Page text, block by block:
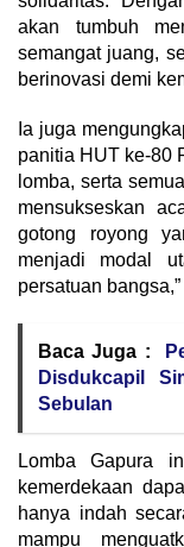
akan tumbuh
semangat juang,
berinovasi demi
‎Ia juga
panitia HUT ke-80
lomba, serta
mensukseskan
gotong royong
menjadi modal
persatuan
Baca Juga :
Disdukcapil
Sebulan
‎Lomba Gapura
kemerdekaan
hanya indah
mampu